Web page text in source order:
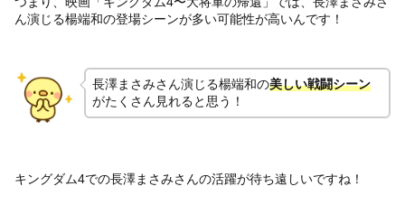
ん演じる楊端和の登場シーンが多い可能性が高いんです！
長澤まさみさん演じる楊端和の美しい戦闘シーン
がたくさん見れると思う！
キングダム4での長澤まさみさんの活躍が待ち遠しいですね！